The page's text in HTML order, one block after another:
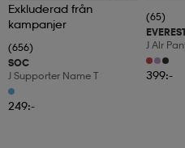
Exkluderad från
kampanjer
(656)
SOC
J Supporter Name T
249:-
(65)
J Alr
399:-